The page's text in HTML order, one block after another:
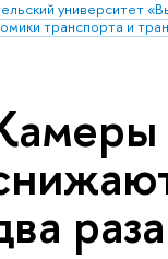
университет
транспорта и
раза